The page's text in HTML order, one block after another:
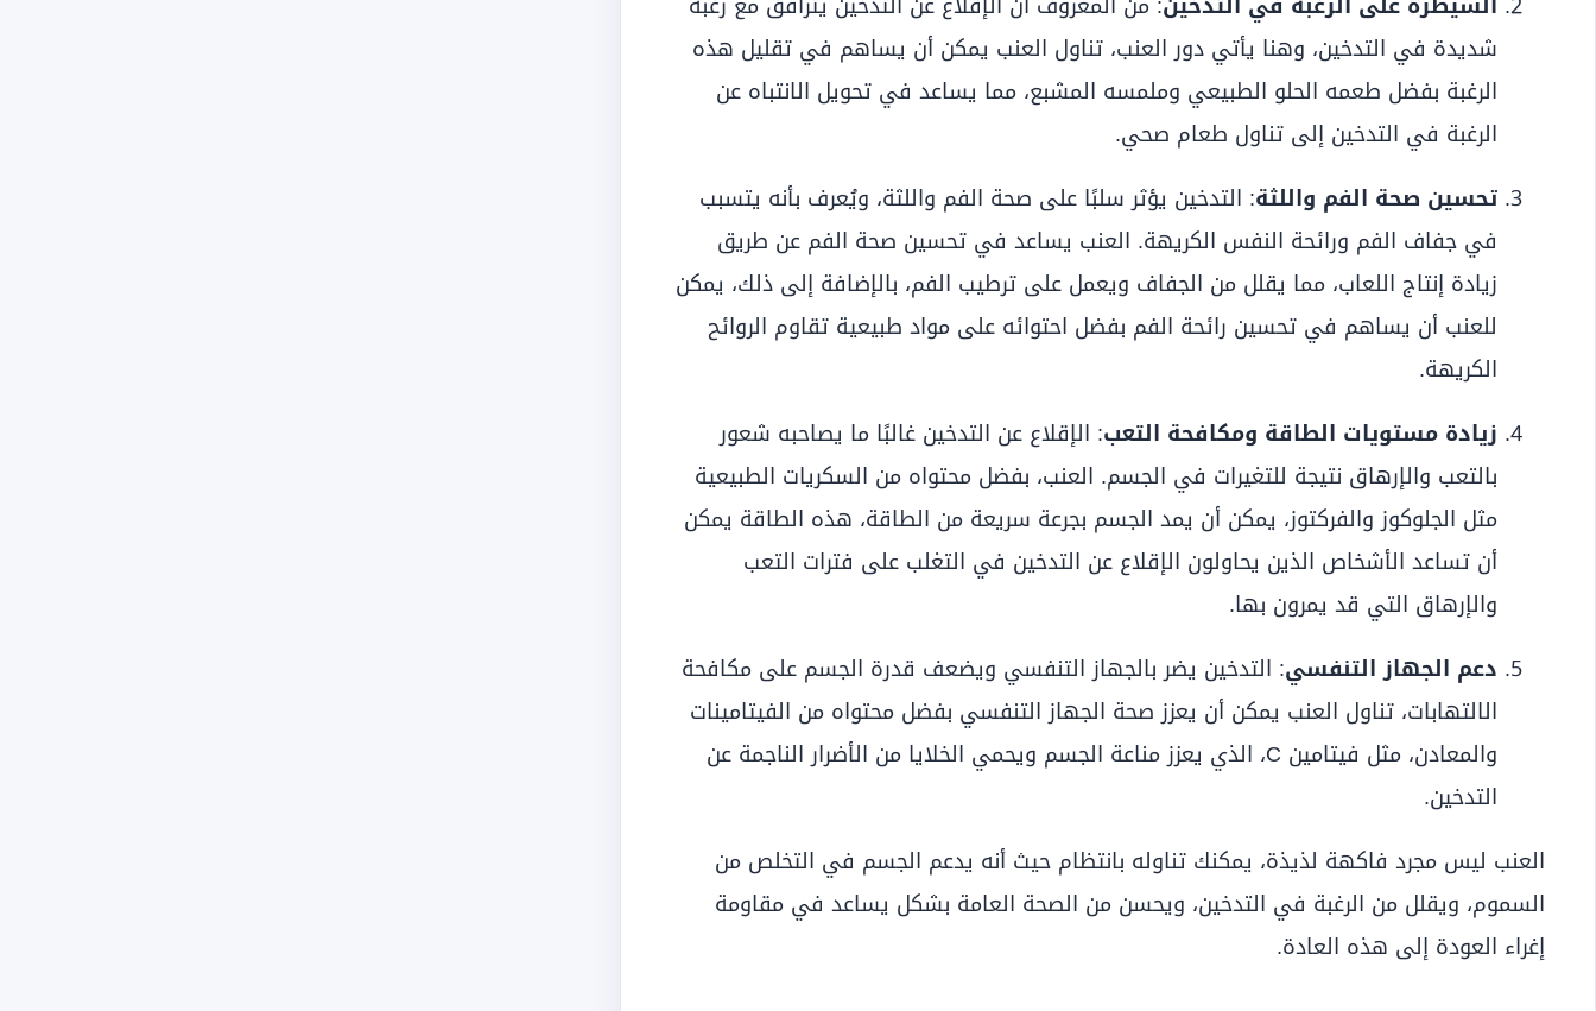
شديدة في التدخين، وهنا يأتي دور العنب، تناول العنب يمكن أن يساهم في تقليل هذه
الرغبة بفضل طعمه الحلو الطبيعي وملمسه المشبع، مما يساعد في تحويل الانتباه عن
الرغبة في التدخين إلى تناول طعام صحي.
تحسين صحة الفم واللثة: التدخين يؤثر سلبًا على صحة الفم واللثة، ويُعرف بأنه يتسبب
في جفاف الفم ورائحة النفس الكريهة. العنب يساعد في تحسين صحة الفم عن طريق
زيادة إنتاج اللعاب، مما يقلل من الجفاف ويعمل على ترطيب الفم، بالإضافة إلى ذلك، يمكن
للعنب أن يساهم في تحسين رائحة الفم بفضل احتوائه على مواد طبيعية تقاوم الروائح
الكريهة.
زيادة مستويات الطاقة ومكافحة التعب: الإقلاع عن التدخين غالبًا ما يصاحبه شعور
بالتعب والإرهاق نتيجة للتغيرات في الجسم. العنب، بفضل محتواه من السكريات الطبيعية
مثل الجلوكوز والفركتوز، يمكن أن يمد الجسم بجرعة سريعة من الطاقة، هذه الطاقة يمكن
أن تساعد الأشخاص الذين يحاولون الإقلاع عن التدخين في التغلب على فترات التعب
والإرهاق التي قد يمرون بها.
دعم الجهاز التنفسي: التدخين يضر بالجهاز التنفسي ويضعف قدرة الجسم على مكافحة
الالتهابات، تناول العنب يمكن أن يعزز صحة الجهاز التنفسي بفضل محتواه من الفيتامينات
والمعادن، مثل فيتامين C، الذي يعزز مناعة الجسم ويحمي الخلايا من الأضرار الناجمة عن
التدخين.
العنب ليس مجرد فاكهة لذيذة، يمكنك تناوله بانتظام حيث أنه يدعم الجسم في التخلص من
السموم، ويقلل من الرغبة في التدخين، ويحسن من الصحة العامة بشكل يساعد في مقاومة
إغراء العودة إلى هذه العادة.